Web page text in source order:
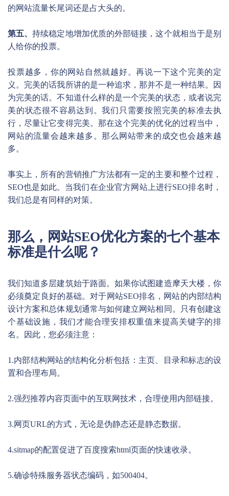
的网站流量长尾词还是占大头的。
第五、持续稳定地增加优质的外部链接，这个就相当于是别
人给你的投票。
投票越多，你的网站自然就越好。再说一下这个完美的定
义。完美的话我所讲的是一种追求，那并不是一种结果。因
为完美的话。不知道什么样的是一个完美的状态，或者说完
美的状态很不容易达到。我们只需要按照完美的标准去执
行，尽量让它变得完美。那在这个完美的优化的过程当中，
网站的流量会越来越多。那么网站带来的成交也会越来越
多。
事实上，所有的营销推广方法都有一定的主要和整个过程，
SEO也是如此。当我们在企业官方网站上进行SEO排名时，
我们总是有同样的对策。
那么，网站SEO优化方案的七个基本
标准是什么呢？
我们知道多层建筑始于路面。如果你试图建造摩天大楼，你
必须奠定良好的基础。对于网站SEO排名，网站的内部结构
设计方案和总体规划通常与如何建立网站相同。只有创建这
个基础设施，我们才能合理安排权重值来提高关键字的排
名。因此，您必须注意：
1.内部结构网站的结构化分析包括：主页、目录和标志的设
置和合理布局。
2.强烈推荐内容页面中的互联网技术，合理使用内部链接。
3.网页URL的方式，无论是伪静态还是静态数据。
4.sitmap的配置促进了百度搜索html页面的快速收录。
5.确诊特殊服务器状态编码，如500404。